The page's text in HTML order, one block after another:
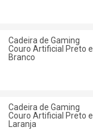
Cadeira de Gaming
Couro Artificial Preto e
Branco
Cadeira de Gaming
Couro Artificial Preto e
Laranja